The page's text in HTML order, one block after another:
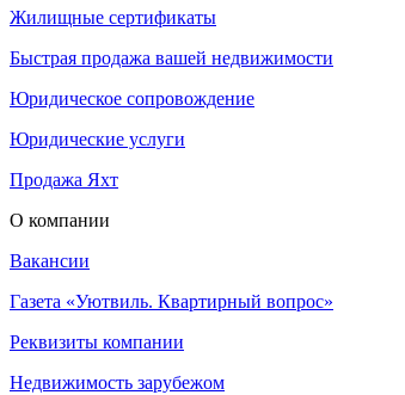
Жилищные сертификаты
Быстрая продажа вашей недвижимости
Юридическое сопровождение
Юридические услуги
Продажа Яхт
О компании
Вакансии
Газета «Уютвиль. Квартирный вопрос»
Реквизиты компании
Недвижимость зарубежом